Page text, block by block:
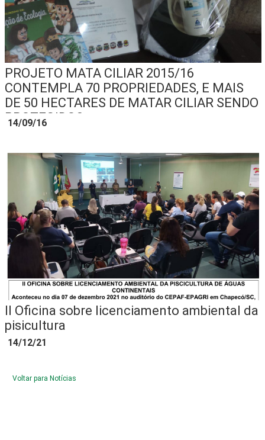
PROJETO MATA CILIAR 2015/16
CONTEMPLA 70 PROPRIEDADES, E MAIS
DE 50 HECTARES DE MATAR CILIAR SENDO
PROTEGIDOS
14/09/16
II Oficina sobre licenciamento ambiental da
pisicultura
14/12/21
Voltar para Notícias